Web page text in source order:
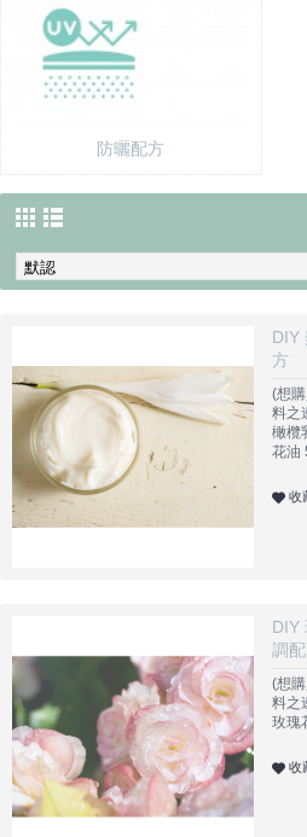
防曬配方
DIY
方
(想
料之
橄欖
花油
收
DIY
調
(想
料之
玫瑰
收